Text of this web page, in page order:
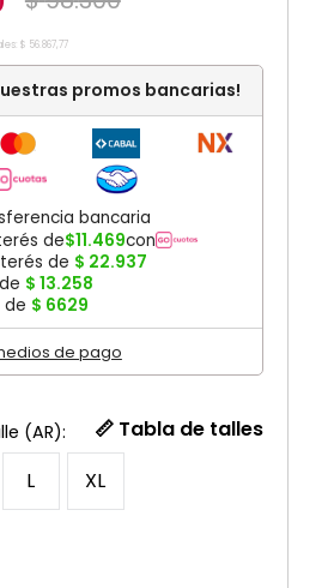
$ 56.867,77
promos bancarias!
bancaria
de$11.469con
de $ 22.937
$ 13.258
de $ 6629
de pago
L XL
📏 Tabla de talles